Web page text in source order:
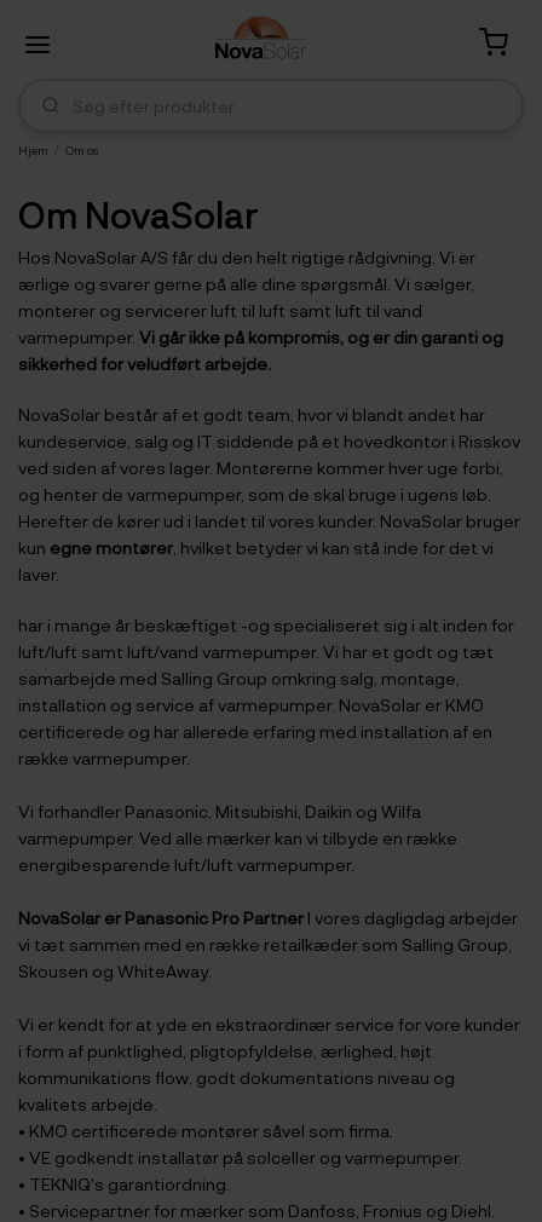
Hjem Om os
Om NovaSolar
Hos NovaSolar A/S får du den helt rigtige rådgivning. Vi er
ærlige og svarer gerne på alle dine spørgsmål. Vi sælger,
monterer og servicerer luft til luft samt luft til vand
varmepumper. Vi går ikke på kompromis, og er din garanti og
sikkerhed for veludført arbejde.
NovaSolar består af et godt team, hvor vi blandt andet har
kundeservice, salg og IT siddende på et hovedkontor i Risskov
ved siden af vores lager. Montørerne kommer hver uge forbi,
og henter de varmepumper, som de skal bruge i ugens løb.
Herefter de kører ud i landet til vores kunder. NovaSolar bruger
kun egne montører , hvilket betyder vi kan stå inde for det vi
laver.
har i mange år beskæftiget -og specialiseret sig i alt inden for
luft/luft samt luft/vand varmepumper. Vi har et godt og tæt
samarbejde med Salling Group omkring salg, montage,
installation og service af varmepumper. NovaSolar er KMO
certificerede og har allerede erfaring med installation af en
række varmepumper.
Vi forhandler Panasonic, Mitsubishi, Daikin og Wilfa
varmepumper. Ved alle mærker kan vi tilbyde en række
energibesparende luft/luft varmepumper.
NovaSolar er Panasonic Pro Partner I vores dagligdag arbejder
vi tæt sammen med en række retailkæder som Salling Group,
Skousen og WhiteAway.
Vi er kendt for at yde en ekstraordinær service for vore kunder
i form af punktlighed, pligtopfyldelse, ærlighed, højt
kommunikations flow, godt dokumentations niveau og
kvalitets arbejde.
• KMO certificerede montører såvel som firma.
• VE godkendt installatør på solceller og varmepumper.
• TEKNIQ's garantiordning.
• Servicepartner for mærker som Danfoss, Fronius og Diehl.